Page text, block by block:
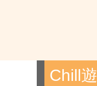
Chill